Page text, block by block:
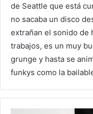
de Seattle que está
no sacaba un disco
extrañan el sonido de
trabajos, es un muy
grunge y hasta se
funkys como la